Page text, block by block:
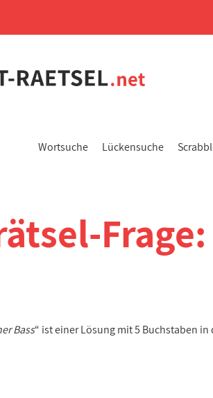
Wortsuche Lückensuche
Frage:
Bass“ ist einer Lösung mit 5 Buchstaben